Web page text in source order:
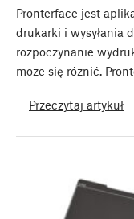
Pronterface jest
drukarki i wysyłania
rozpoczynanie
może się różnić.
Przeczytaj artykuł